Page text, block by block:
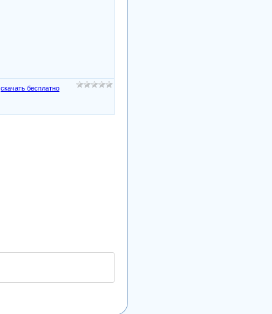
скачать бесплатно